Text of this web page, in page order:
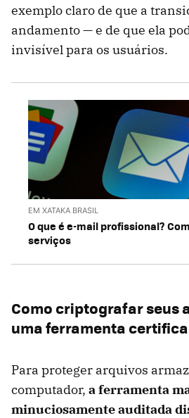
exemplo claro de que a
andamento — e de que ela
invisível para os usuários.
EM XATAKA BRASIL
O que é e-mail profissional?
serviços
Como criptografar seus
uma ferramenta
Para proteger arquivos
computador, a ferramenta
minuciosamente auditada